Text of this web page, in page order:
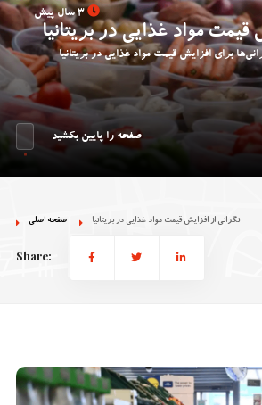
3 سال پیش
قیمت مواد غذایی در بریتانیا
برای افزایش قیمت مواد غذایی در بریتانیا
صفحه را پایین بکشید
صفحه اصلی نگرانی‌ از افزایش قیمت مواد غذایی در بریتانیا
Share: